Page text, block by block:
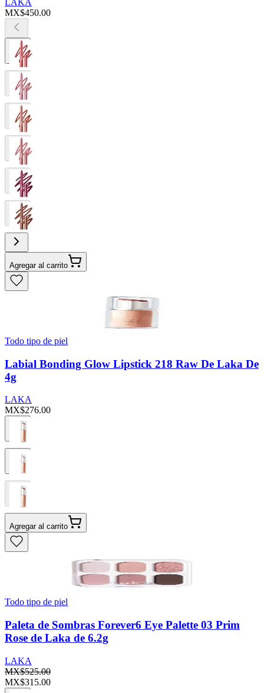
LAKA
MX$450.00
Agregar al carrito
Todo tipo de piel
Labial Bonding Glow Lipstick 218 Raw De Laka De
4g
LAKA
MX$276.00
Agregar al carrito
Todo tipo de piel
Paleta de Sombras Forever6 Eye Palette 03 Prim
Rose de Laka de 6.2g
LAKA
MX$525.00
MX$315.00